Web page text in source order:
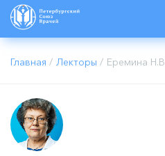
Главная / Лекторы / Еремина